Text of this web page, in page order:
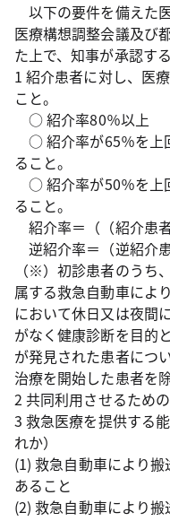
以下の要件を備えた
医療構想調整会議及び
た上で、知事が承認する
1 紹介患者に対し、医
こと。
○ 紹介率80％以上
○ 紹介率が65％を上
ること。
○ 紹介率が50％を上
ること。
紹介率＝（（紹介患
逆紹介率＝（逆紹介
（※）初診患者のうち
属する救急自動車によ
において休日又は夜間
がなく健康診断を目的
が発見された患者につ
治療を開始した患者を除
2 共同利用させるため
3 救急医療を提供する
れか）
(1) 救急自動車により
あること
(2) 救急自動車により